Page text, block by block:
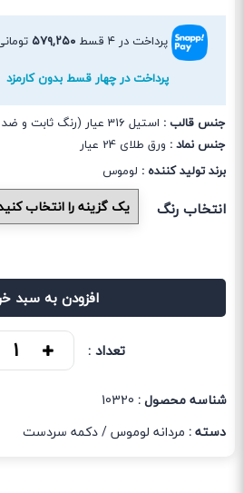
پرداخت در ۴ قسط ۵۷۹,۲۵۰
پرداخت در چهار قسط بدون کارمزد
جنس قالب : استیل 316 عیار (رنگ ثابت و ضد حساسیت)
جنس نماد : ورق طلای 24 عیار
برند تولید کننده : لوموس
انتخاب رنگ
افزودن به سبد
تعداد :
شناسه محصول : 10320
دسته : مردانه لوموس/دکمه سردست